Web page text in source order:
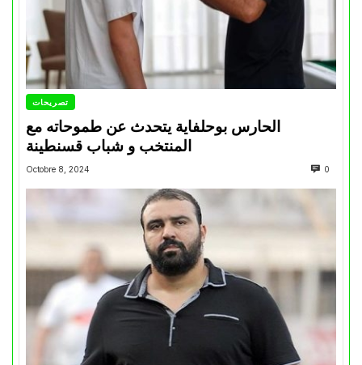
تصريحات
الحارس بوحلفاية يتحدث عن طموحاته مع
المنتخب و شباب قسنطينة
Octobre 8, 2024 0